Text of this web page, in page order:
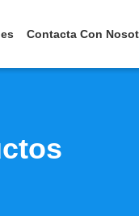
Contacta Con